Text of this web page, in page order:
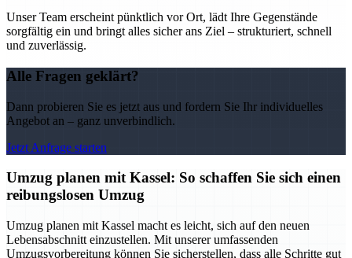
Unser Team erscheint pünktlich vor Ort, lädt Ihre Gegenstände
sorgfältig ein und bringt alles sicher ans Ziel – strukturiert, schnell
und zuverlässig.
Alle Fragen geklärt?
Dann probieren Sie es jetzt aus und fordern Sie Ihr individuelles
Angebot an – ganz unverbindlich.
Jetzt Anfrage starten
Umzug planen mit Kassel: So schaffen Sie sich einen
reibungslosen Umzug
Umzug planen mit Kassel macht es leicht, sich auf den neuen
Lebensabschnitt einzustellen. Mit unserer umfassenden
Umzugsvorbereitung können Sie sicherstellen, dass alle Schritte gut